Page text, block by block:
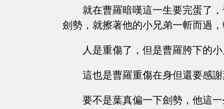
就在曹羅暗嘆這一生要完蛋了
劍勢，就擦著他的小兄弟一斬而過
人是重傷了，但是曹羅胯下的
這也是曹羅重傷在身但還要感
要不是葉真偏一下劍勢，他這